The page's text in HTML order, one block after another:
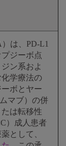
は、PD-L1
ジーボ点
ン系およ
学療法の
ボとヤー
マブ）の併
は転移性
）成人患者
として、